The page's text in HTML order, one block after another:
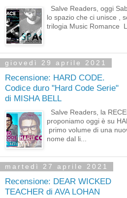
Salve Readers, oggi
lo spazio che ci unisce ,
trilogia Music Romance
giovedì 29 aprile 2021
Recensione: HARD CODE.
Codice duro "Hard Code Serie"
di MISHA BELL
Salve Readers, la
proponiamo oggi è su
primo volume di una
nome dal li...
martedì 27 aprile 2021
Recensione: DEAR WICKED
TEACHER di AVA LOHAN